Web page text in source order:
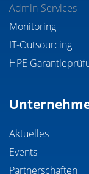
Admin-Services
Monitoring
IT-Outsourcing
HPE
Aktuelles
Events
Partnerschaften